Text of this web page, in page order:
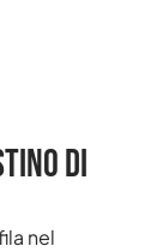
di
nel